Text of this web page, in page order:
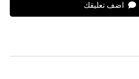
اضف تعليقك